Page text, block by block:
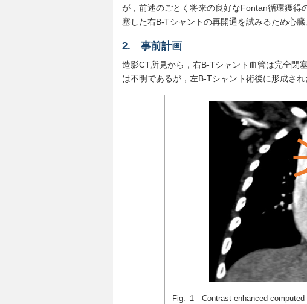
が，前述のごとく将来の良好なFontan循環獲得
塞した右B-Tシャントの再開通を試みるため心
2. 事前計画
造影CT所見から，右B-Tシャント血管は完全閉
は不明であるが，左B-Tシャント術後に形成さ
Fig. 1 Contrast-enhanced computed